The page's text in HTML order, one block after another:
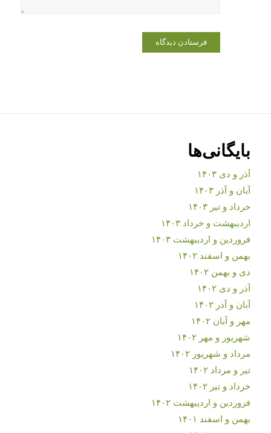
بایگانی‌ها
آذر و دی ۱۴۰۳
آبان و آذر ۱۴۰۳
خرداد و تیر ۱۴۰۳
اردیبهشت و خرداد ۱۴۰۳
فروردین و اردیبهشت ۱۴۰۳
بهمن و اسفند ۱۴۰۲
دی و بهمن ۱۴۰۲
آذر و دی ۱۴۰۲
آبان و آذر ۱۴۰۲
مهر و آبان ۱۴۰۲
شهریور و مهر ۱۴۰۲
مرداد و شهریور ۱۴۰۲
تیر و مرداد ۱۴۰۲
خرداد و تیر ۱۴۰۲
فروردین و اردیبهشت ۱۴۰۲
بهمن و اسفند ۱۴۰۱